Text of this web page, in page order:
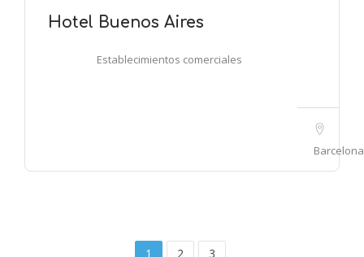
Hotel Buenos Aires
Establecimientos comerciales
Barcelona
1 2 3